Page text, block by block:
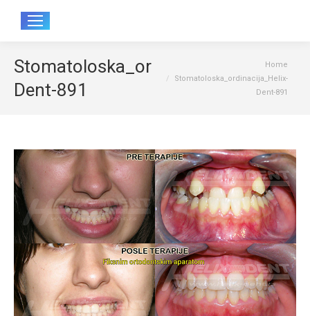
Stomatoloska_ordinacija_Helix-
Dent-891
Home
Stomatoloska_ordinacija_Helix-
Dent-891